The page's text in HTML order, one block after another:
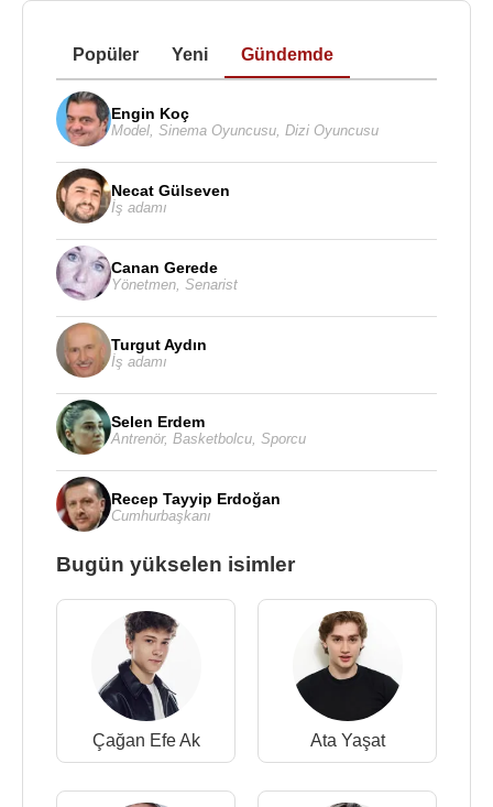
Popüler Yeni Gündemde
Engin Koç
Model Sinema Oyuncusu Dizi Oyuncusu
Necat Gülseven
İş adamı
Canan Gerede
Yönetmen Senarist
Turgut Aydın
İş adamı
Selen Erdem
Antrenör, Basketbolcu Sporcu
Recep Tayyip Erdoğan
Cumhurbaşkanı
Bugün yükselen isimler
Çağan Efe Ak Ata Yaşat